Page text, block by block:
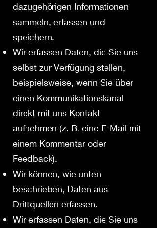
dazugehörigen Informationen
sammeln, erfassen und
speichern.
Wir erfassen Daten, die Sie uns
selbst zur Verfügung stellen,
beispielsweise, wenn Sie über
einen Kommunikationskanal
direkt mit uns Kontakt
aufnehmen (z. B. eine E-Mail mit
einem Kommentar oder
Feedback).
Wir können, wie unten
beschrieben, Daten aus
Drittquellen erfassen.
Wir erfassen Daten, die Sie uns